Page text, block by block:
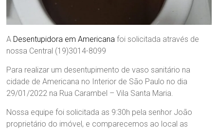
A Desentupidora em Americana foi solicitada através de
nossa Central (19)3014-8099
Para realizar um desentupimento de vaso sanitário na
cidade de Americana no Interior de São Paulo no dia
29/01/2022 na Rua Carambel – Vila Santa Maria.
Nossa equipe foi solicitada as 9:30h pela senhor João
proprietário do imóvel, e comparecemos ao local as